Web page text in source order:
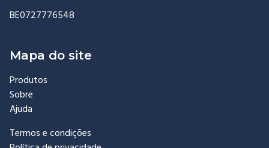
BE0727776548
Mapa do site
Produtos
Sobre
Ajuda
Termos e condições